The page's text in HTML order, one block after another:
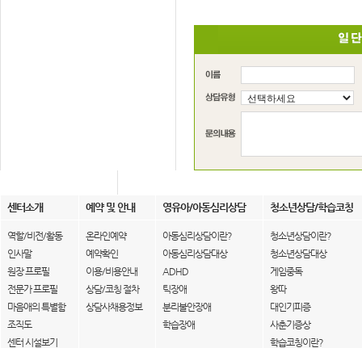
센터소개 예약 및 안내 영유아/아동심리상담 청소년상담/학습코칭
역할/비전/활동
인사말
원장 프로필
전문가 프로필
마음애의 특별함
조직도
센터 시설보기
온라인예약
예약확인
이용/비용안내
상담/코칭 절차
상담사채용정보
아동심리상담이란?
아동심리상담대상
ADHD
틱장애
분리불안장애
학습장애
청소년상담이란?
청소년상담대상
게임중독
왕따
대인기피증
사춘기증상
학습코칭이란?